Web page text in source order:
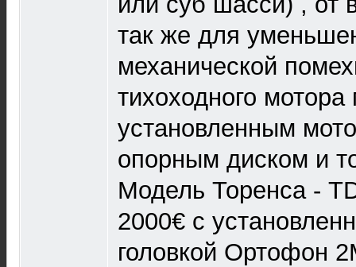
так же для
механической
тихоходного
установленным
опорным диском и
Модель Торенса -
2000€ с
головкой Ортофон